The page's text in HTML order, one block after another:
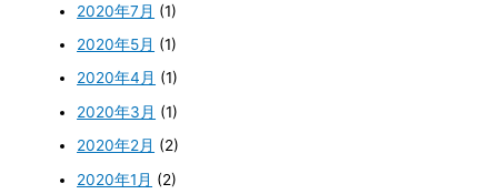
2020年7月 (1)
2020年5月 (1)
2020年4月 (1)
2020年3月 (1)
2020年2月 (2)
2020年1月 (2)